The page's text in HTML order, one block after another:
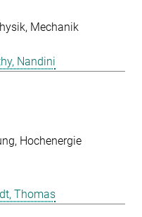
Mechanik
Nandini
Hochenergie
Thomas